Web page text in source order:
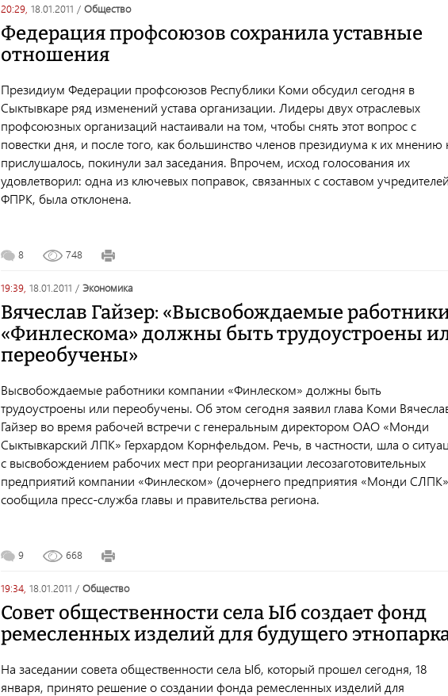
20:29, 18.01.2011 / общество
Федерация профсоюзов сохранила уставные
отношения
Президиум Федерации профсоюзов Республики Коми обсудил сегодня в
Сыктывкаре ряд изменений устава организации. Лидеры двух отраслевых
профсоюзных организаций настаивали на том, чтобы снять этот вопрос с
повестки дня, и после того, как большинство членов президиума к их мнению
прислушалось, покинули зал заседания. Впрочем, исход голосования их
удовлетворил: одна из ключевых поправок, связанных с составом
ФПРК, была отклонена.
8 748
19:39, 18.01.2011 / экономика
Вячеслав Гайзер: «Высвобождаемые
«Финлескома» должны быть трудоустроены
переобучены»
Высвобождаемые работники компании «Финлеском» должны быть
трудоустроены или переобучены. Об этом сегодня заявил глава Коми
Гайзер во время рабочей встречи с генеральным директором ОАО «Монди
Сыктывкарский ЛПК» Герхардом Корнфельдом. Речь, в частности, шла о
с высвобождением рабочих мест при реорганизации лесозаготовительных
предприятий компании «Финлеском» (дочернего предприятия «Монди
сообщила пресс-служба главы и правительства региона.
9 668
19:34, 18.01.2011 / общество
Совет общественности села Ыб создает фонд
ремесленных изделий для будущего
На заседании совета общественности села Ыб, который прошел сегодня, 18
января, принято решение о создании фонда ремесленных изделий для